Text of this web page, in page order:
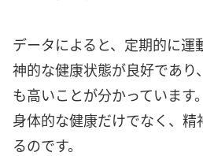
データによると、定期的に運
神的な健康状態が良好であり
も高いことが分かっています
身体的な健康だけでなく、
るのです。